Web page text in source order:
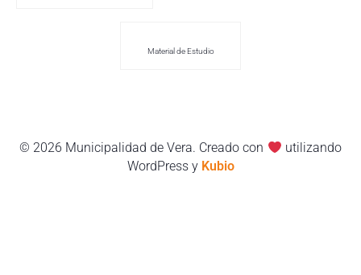
Material de Estudio
© 2026 Municipalidad de Vera. Creado con
utilizando
WordPress y Kubio